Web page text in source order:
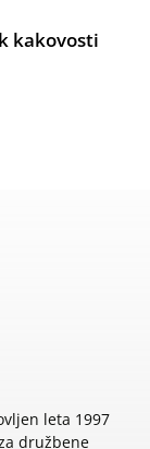
kakovosti
leta 1997
družbene